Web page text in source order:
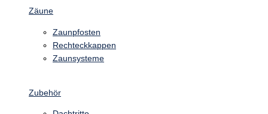
Zäune
Zaunpfosten
Rechteckkappen
Zaunsysteme
Zubehör